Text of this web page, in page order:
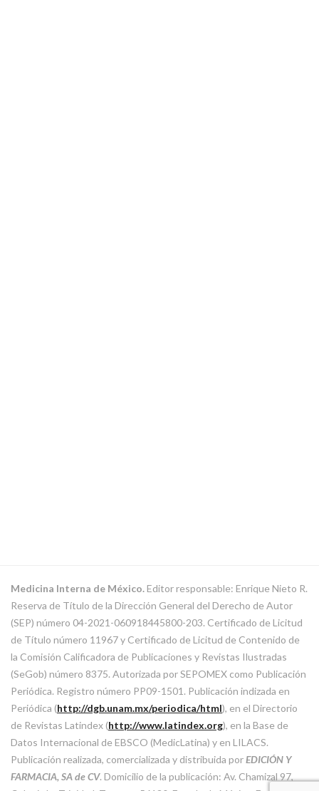
Medicina Interna de México.Editor responsable: Enrique Nieto R.
Reserva de Título de la Dirección General del Derecho de Autor
(SEP) número 04-2021-060918445800-203. Certificado de Licitud
de Título número 11967 y Certificado de Licitud de Contenido de
la Comisión Calificadora de Publicaciones y Revistas Ilustradas
(SeGob) número 8375. Autorizada por SEPOMEX como Publicación
Periódica. Registro número PP09-1501. Publicación indizada en
Periódica (http://dgb.unam.mx/periodica/html), en el Directorio
de Revistas Latindex (http://www.latindex.org), en la Base de
Datos Internacional de EBSCO (MedicLatina) y en LILACS.
Publicación realizada, comercializada y distribuida porEDICIÓN Y
FARMACIA, SA de CV. Domicilio de la publicación: Av. Chamizal 97,